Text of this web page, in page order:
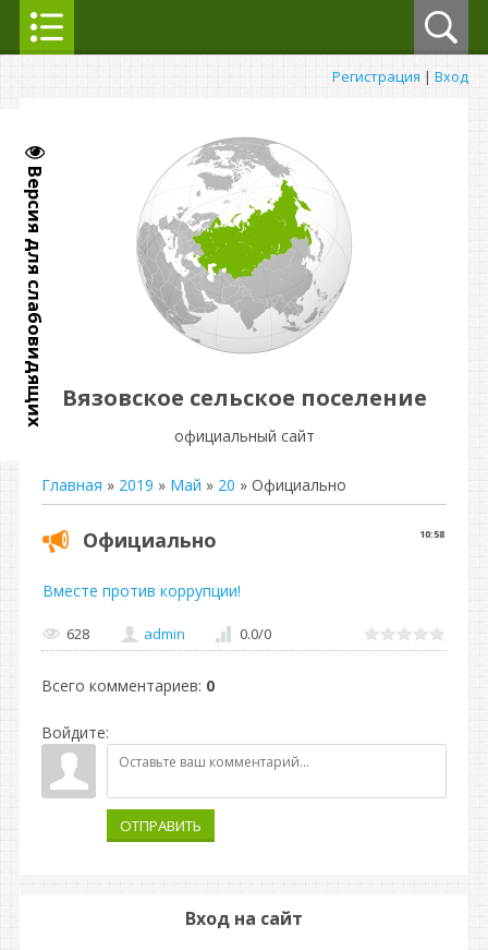
Версия для слабовидящих
Регистрация | Вход
Вязовское сельское поселение
официальный сайт
Главная » 2019 » Май » 20 » Официально
10:58
Официально
Вместе против коррупции!
628 admin 0.0/0
Всего комментариев: 0
Войдите:
ОТПРАВИТЬ
Вход на сайт